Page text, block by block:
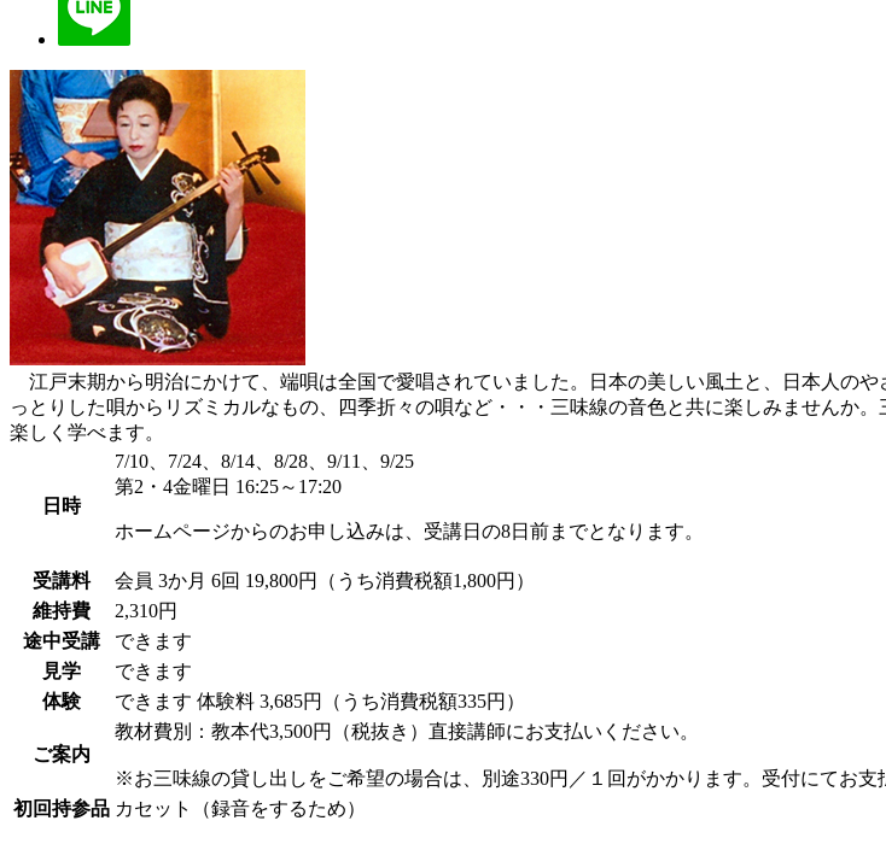
江戸末期から明治にかけて、端唄は全国で愛唱されていました。日本の美しい風土と、日本人の
っとりした唄からリズミカルなもの、四季折々の唄など・・・三味線の音色と共に楽しみませんか
楽しく学べます。
日時
7/10、7/24、8/14、8/28、9/11、9/25
第2・4金曜日 16:25～17:20
ホームページからのお申し込みは、受講日の8日前までとなります。
受講料 会員 3か月 6回 19,800円（うち消費税額1,800円）
維持費
2,310円
途中受講
できます
見学
できます
体験
できます 体験料 3,685円（うち消費税額335円）
ご案内
教材費別：教本代3,500円（税抜き）直接講師にお支払いください。
※お三味線の貸し出しをご希望の場合は、別途330円／１回がかかります。受付にてお支
初回持参品 カセット（録音をするため）